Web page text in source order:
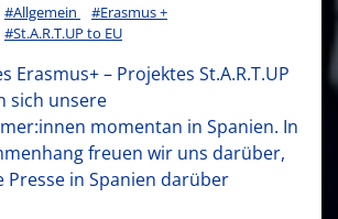
#Allgemein
#Erasmus +
#St.A.R.T.UP to EU
Erasmus+ – Projektes St.A.R.T.UP
sich unsere
momentan in Spanien. In
freuen wir uns darüber,
Presse in Spanien darüber